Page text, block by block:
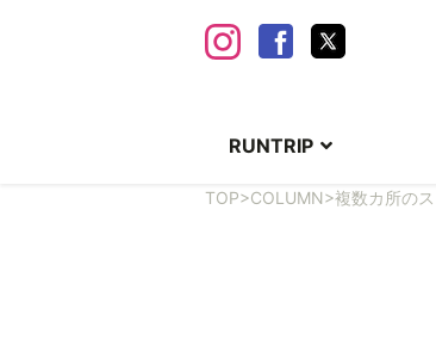
RUNTRIP
TOP>COLUMN>複数カ所の